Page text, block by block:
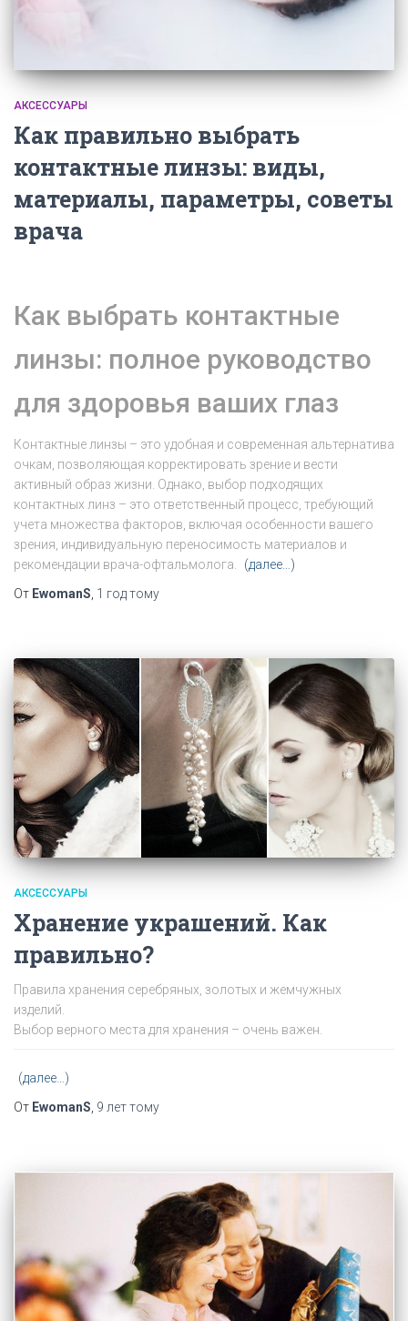
АКСЕССУАРЫ
Как правильно выбрать
контактные линзы: виды,
материалы, параметры, советы
врача
Как выбрать контактные
линзы: полное руководство
для здоровья ваших глаз
Контактные линзы – это удобная и современная альтернатива
очкам, позволяющая корректировать зрение и вести
активный образ жизни. Однако, выбор подходящих
контактных линз – это ответственный процесс, требующий
учета множества факторов, включая особенности вашего
зрения, индивидуальную переносимость материалов и
рекомендации врача-офтальмолога.
(далее…)
От EwomanS 1 годтому
АКСЕССУАРЫ
Хранение украшений. Как
правильно?
Правила хранения серебряных, золотых и жемчужных
изделий.
Выбор верного места для хранения – очень важен.
(далее…)
От EwomanS, 9 леттому